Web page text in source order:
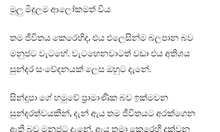
මුලු මිදුලම ආලෝකමත් විය
තම ජීවිතය කෙරෙහිද, එය එලෙසින්ම බලපාන බව
මනුජට වැටහේ. වැටහෙනවාටත් වඩා එය අතිශය
සුන්දර සංවේදනයක් ලෙස ඔහුට දැනේ.
සින්දූපා ගේ හමුවේ ප්‍රාමාණික බව ඉක්මවන
සුන්දරත්වයකින්, දැන් ඇය තම ජීවිතයට අරක්ගෙන
ඇති බව මනුජට දැනේ. ඇය තමා කෙරෙහි දක්වන